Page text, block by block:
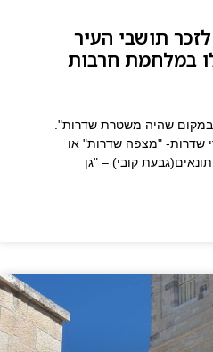
לזכר תושבי העיר
במלחמת חרבות
במקום שהיה משטרת שדרות".
שדרות- "מצפה שדרות" או
קובי) – "גן